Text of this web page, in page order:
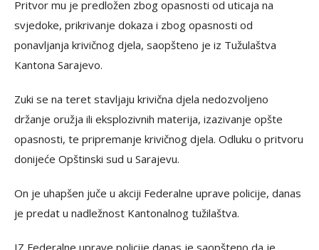
Pritvor mu je predložen zbog opasnosti od uticaja na
svjedoke, prikrivanje dokaza i zbog opasnosti od
ponavljanja krivičnog djela, saopšteno je iz Tužulaštva
Kantona Sarajevo.
Zuki se na teret stavljaju krivična djela nedozvoljeno
držanje oružja ili eksplozivnih materija, izazivanje opšte
opasnosti, te pripremanje krivičnog djela. Odluku o pritvoru
donijeće Opštinski sud u Sarajevu.
On je uhapšen juče u akciji Federalne uprave policije, danas
je predat u nadležnost Kantonalnog tužilaštva.
IZ Federalne uprave policije danas je saopšteno da je